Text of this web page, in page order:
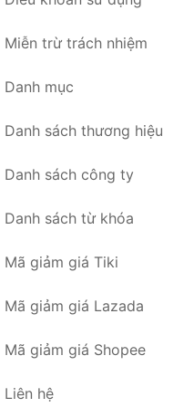
Miễn trừ trách nhiệm
Danh mục
Danh sách thương hiệu
Danh sách công ty
Danh sách từ khóa
Mã giảm giá Tiki
Mã giảm giá Lazada
Mã giảm giá Shopee
Liên hệ